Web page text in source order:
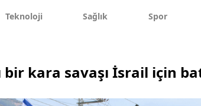
Teknoloji Sağlık Spor
bir kara savaşı İsrail için